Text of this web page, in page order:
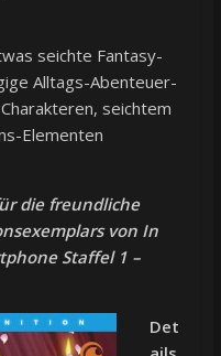
seichte Fantasy-
Alltags-Abenteuer-
seichtem
Elementen
die freundliche
von In
Staffel 1 –
Det